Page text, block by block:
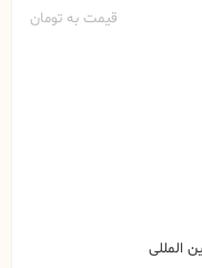
قیمت به تومان
المللی